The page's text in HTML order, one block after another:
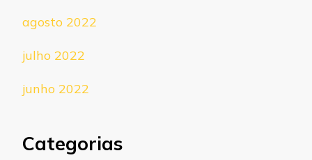
agosto 2022
julho 2022
junho 2022
Categorias